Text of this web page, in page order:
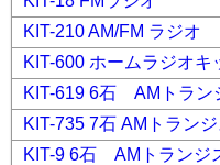
KIT-210 AM/FM ラジオ
KIT-600 ホームラジオ
KIT-619 6石 AMトラン
KIT-735 7石 AMトラン
KIT-9 6石 AMトランジ